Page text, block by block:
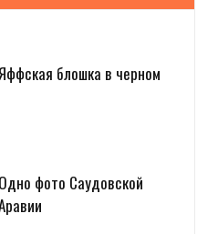
блошка в черном
Одно фото Саудовской